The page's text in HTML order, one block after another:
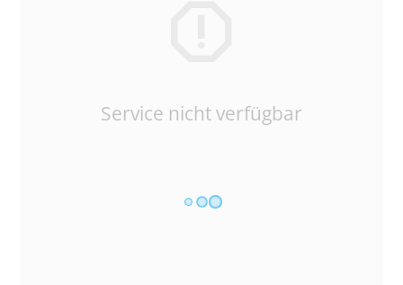
Service nicht verfügbar